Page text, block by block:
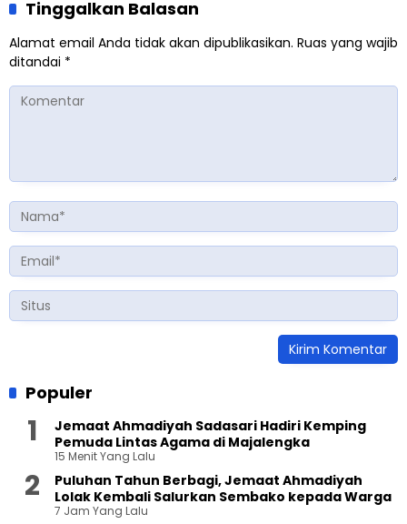
Tinggalkan Balasan
Alamat email Anda tidak akan dipublikasikan. Ruas yang wajib
ditandai *
Populer
Jemaat Ahmadiyah Sadasari Hadiri Kemping
Pemuda Lintas Agama di Majalengka
15 Menit Yang Lalu
Puluhan Tahun Berbagi, Jemaat Ahmadiyah
Lolak Kembali Salurkan Sembako kepada Warga
7 Jam Yang Lalu